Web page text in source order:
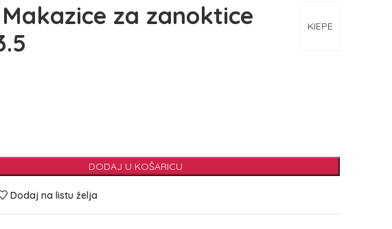
KIEPE
Makazice za zanoktice
DODAJ U KOŠARICU
Dodaj na listu želja